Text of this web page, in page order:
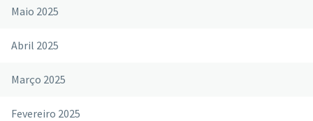
Maio 2025
Abril 2025
Março 2025
Fevereiro 2025